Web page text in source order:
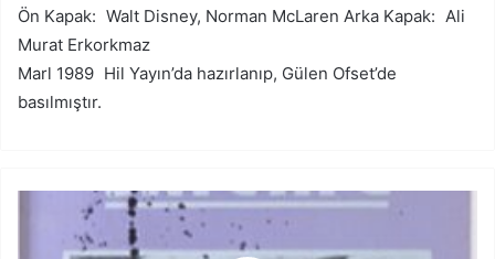
Ön Kapak: Walt Disney, Norman McLaren Arka Kapak: Ali
Murat Erkorkmaz
Marl 1989 Hil Yayın’da hazırlanıp, Gülen Ofset’de
basılmıştır.